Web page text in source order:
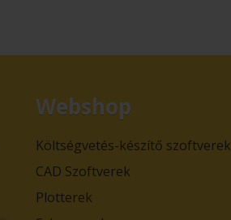
Webshop
Költségvetés-készítő szoftverek
CAD Szoftverek
Plotterek